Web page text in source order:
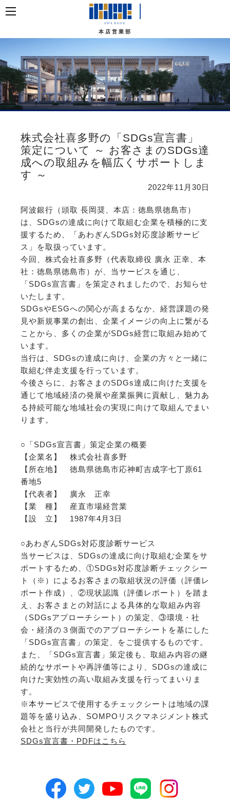
本店営業部
株式会社喜多野の「SDGs宣言書」
策定について ～ お客さまのSDGs達
成への取組みを幅広くサポートしま
す ～
2022年11月30日
阿波銀行（頭取 長岡奨、本店：徳島県徳島市）
は、SDGsの達成に向けて取組む企業を積極的に支
援するため、「あわぎんSDGs対応度診断サービ
ス」を取扱っています。
今回、株式会社喜多野（代表取締役 廣永 正幸、本
社：徳島県徳島市）が、当サービスを通じ、
「SDGs宣言書」を策定されましたので、お知らせ
いたします。
SDGsやESGへの関心が高まるなか、経営課題の発
見や新規事業の創出、企業イメージの向上に繋がる
ことから、多くの企業がSDGs経営に取組み始めて
います。
当行は、SDGsの達成に向け、企業の方々と一緒に
取組む伴走支援を行っています。
今後さらに、お客さまのSDGs達成に向けた支援を
通じて地域経済の発展や産業振興に貢献し、魅力あ
る持続可能な地域社会の実現に向けて取組んでまい
ります。
○「SDGs宣言書」策定企業の概要
【企業名】 株式会社喜多野
【所在地】 徳島県徳島市応神町吉成字七丁原61
番地5
【代表者】 廣永 正幸
【業 種】 産直市場経営業
【設 立】 1987年4月3日
○あわぎんSDGs対応度診断サービス
当サービスは、SDGsの達成に向け取組む企業をサ
ポートするため、①SDGs対応度診断チェックシー
ト（※）によるお客さまの取組状況の評価（評価レ
ポート作成）、②現状認識（評価レポート）を踏ま
え、お客さまとの対話による具体的な取組み内容
（SDGsアプローチシート）の策定、③環境・社
会・経済の３側面でのアプローチシートを基にした
「SDGs宣言書」の策定、をご提供するものです。
また、「SDGs宣言書」策定後も、取組み内容の継
続的なサポートや再評価等により、SDGsの達成に
向けた実効性の高い取組み支援を行ってまいりま
す。
※本サービスで使用するチェックシートは地域の課
題等を盛り込み、SOMPOリスクマネジメント株式
会社と当行が共同開発したものです。
SDGs宣言書・PDFはこちら